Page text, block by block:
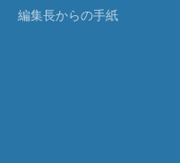
編集長からの手紙